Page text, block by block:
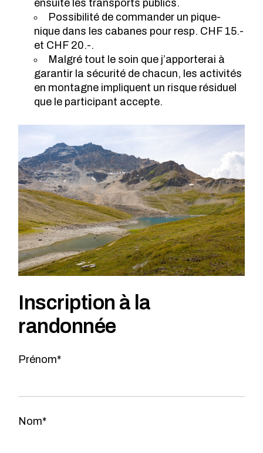
ensuite les transports publics.
Possibilité de commander un pique-
nique dans les cabanes pour resp. CHF 15.-
et CHF 20.-.
Malgré tout le soin que j’apporterai à
garantir la sécurité de chacun, les activités
en montagne impliquent un risque résiduel
que le participant accepte.
Inscription à la
randonnée
Prénom*
Nom*